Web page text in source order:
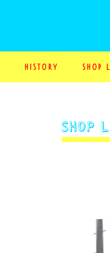
HI STO RY SH OP L